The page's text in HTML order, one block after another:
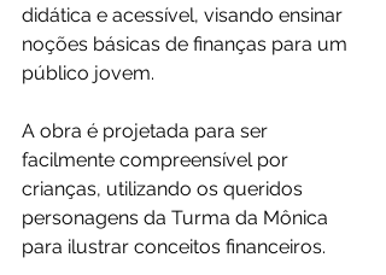
didática e acessível, visando ensinar
noções básicas de finanças para um
público jovem.
A obra é projetada para ser
facilmente compreensível por
crianças, utilizando os queridos
personagens da Turma da Mônica
para ilustrar conceitos financeiros.